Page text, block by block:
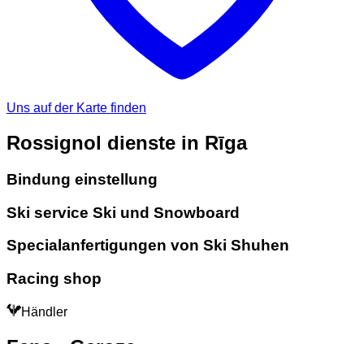
Uns auf der Karte finden
Rossignol dienste in Rīga
Bindung einstellung
Ski service Ski und Snowboard
Specialanfertigungen von Ski Shuhen
Racing shop
Händler